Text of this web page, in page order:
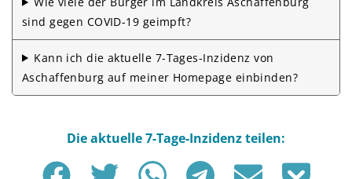
sind gegen COVID-19 geimpft?
Kann ich die aktuelle 7-Tages-Inzidenz von
Aschaffenburg auf meiner Homepage einbinden?